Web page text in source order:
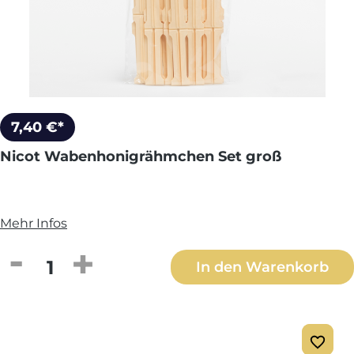
7,40 €*
Nicot Wabenhonigrähmchen Set groß
Mehr Infos
Produkt Anzahl: Gib den gewünschten
In den Warenkorb